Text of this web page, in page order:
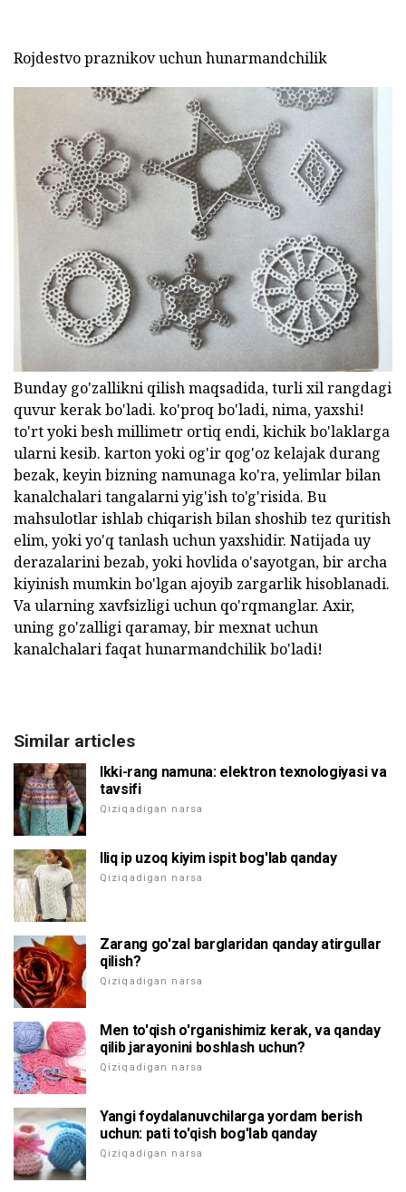
Rojdestvo praznikov uchun hunarmandchilik
Bunday go'zallikni qilish maqsadida, turli xil rangdagi
quvur kerak bo'ladi. ko'proq bo'ladi, nima, yaxshi!
to'rt yoki besh millimetr ortiq endi, kichik bo'laklarga
ularni kesib. karton yoki og'ir qog'oz kelajak durang
bezak, keyin bizning namunaga ko'ra, yelimlar bilan
kanalchalari tangalarni yig'ish to'g'risida. Bu
mahsulotlar ishlab chiqarish bilan shoshib tez quritish
elim, yoki yo'q tanlash uchun yaxshidir. Natijada uy
derazalarini bezab, yoki hovlida o'sayotgan, bir archa
kiyinish mumkin bo'lgan ajoyib zargarlik hisoblanadi.
Va ularning xavfsizligi uchun qo'rqmanglar. Axir,
uning go'zalligi qaramay, bir mexnat uchun
kanalchalari faqat hunarmandchilik bo'ladi!
Similar articles
Ikki-rang namuna: elektron texnologiyasi va
tavsifi
Qiziqadigan narsa
Iliq ip uzoq kiyim ispit bog'lab qanday
Qiziqadigan narsa
Zarang go'zal barglaridan qanday atirgullar
qilish?
Qiziqadigan narsa
Men to'qish o'rganishimiz kerak, va qanday
qilib jarayonini boshlash uchun?
Qiziqadigan narsa
Yangi foydalanuvchilarga yordam berish
uchun: pati to'qish bog'lab qanday
Qiziqadigan narsa